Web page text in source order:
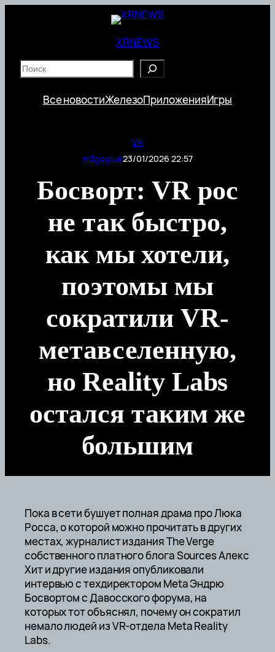
XRNEWS
Все новостиЖелезоПриложенияИгры
VR
m3gagluk23/01/2026 22:57
Босворт: VR рос
не так быстро,
как мы хотели,
поэтомы мы
сократили VR-
метавселенную,
но Reality Labs
остался таким же
большим
Пока в сети бушует полная драма про Люка
Росса, о которой можно прочитать в других
местах, журналист издания The Verge
собственного платного блога Sources Алекс
Хит и другие издания опубликовали
интервью с техдиректором Meta Эндрю
Босвортом с Давосского форума, на
которых тот объяснял, почему он сократил
немало людей из VR-отдела Meta Reality
Labs.